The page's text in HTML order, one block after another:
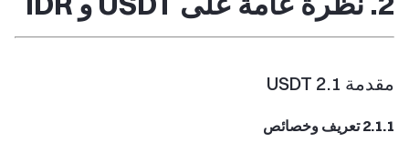
مقدمة 2.1 USDT
2.1.1 تعريف وخصائص